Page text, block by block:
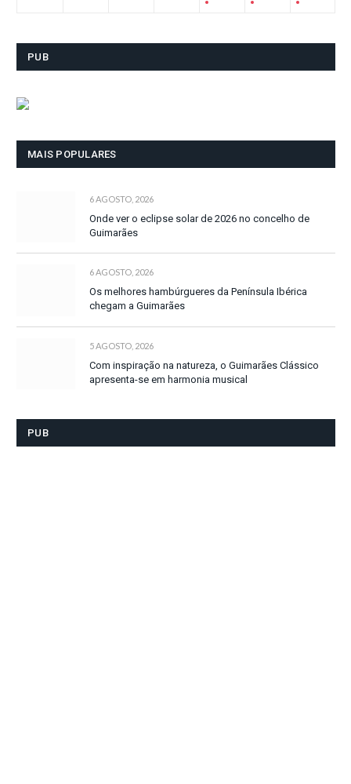
PUB
MAIS POPULARES
6 AGOSTO, 2026
Onde ver o eclipse solar de 2026 no concelho de
Guimarães
6 AGOSTO, 2026
Os melhores hambúrgueres da Península Ibérica
chegam a Guimarães
5 AGOSTO, 2026
Com inspiração na natureza, o Guimarães Clássico
apresenta-se em harmonia musical
PUB